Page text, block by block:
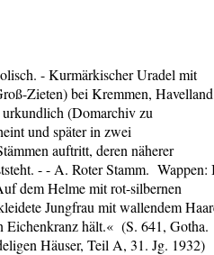
- Kurmärkischer Uradel mit
Zieten) bei Kremmen,
(Domarchiv zu
und später in zwei
auftritt, deren näherer
- - A. Roter Stamm. Wappen:
dem Helme mit rot-silbernen
Jungfrau mit wallendem
Eichenkranz hält.« (S. 641, Gotha.
Häuser, Teil A, 31. Jg. 1932)